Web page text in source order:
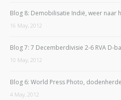
Blog 8: Demobilisatie Indië, weer naar
16 May, 2012
Blog 7: 7 Decemberdivisie 2-6 RVA D-
10 May, 2012
Blog 6: World Press Photo,
4 May, 2012